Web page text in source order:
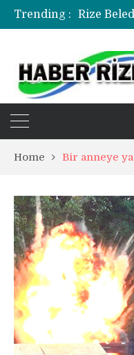
Trending :
Rize
Rize’de
Home Bir anneye